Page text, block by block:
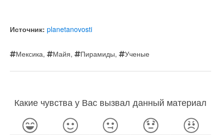
Источник: planetanovosti
Мексика, Майя, Пирамиды, Ученые
Какие чувства у Вас вызвал данный материал